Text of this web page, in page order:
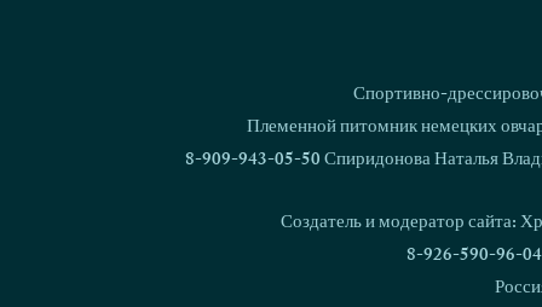
Спортивно-
Племенной питомник немецких
8-909-943-05-50 Спиридонова Наталья
Создатель и модератор сайта:
8-926-590-96-